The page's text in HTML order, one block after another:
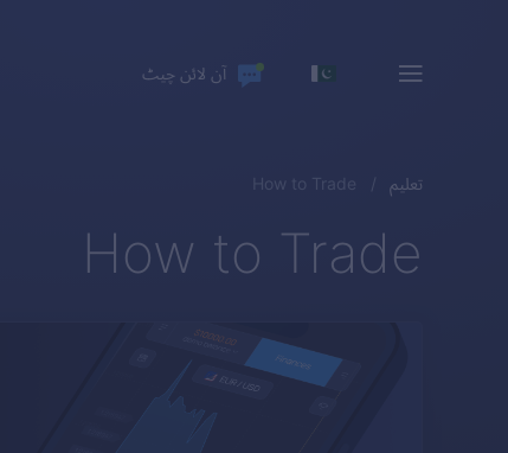
آن لائن چیٹ
تعلیم How to Trade
How to Trade